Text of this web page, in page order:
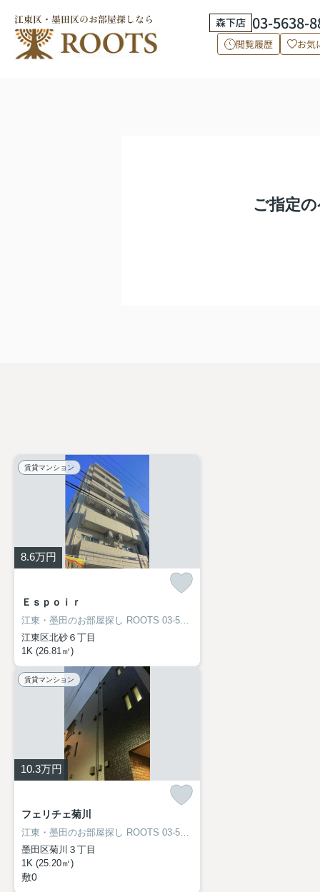
森下店 03-5638-
閲覧履歴 お気
ご指定
賃貸マンション
8.6万円
Ｅｓｐｏｉｒ
江東・墨田のお部屋探し ROOTS 03-5638-8866
江東区北砂６丁目
1K (26.81㎡)
賃貸マンション
10.3万円
フェリチェ菊川
江東・墨田のお部屋探し ROOTS 03-5638-8866
墨田区菊川３丁目
1K (25.20㎡)
敷0